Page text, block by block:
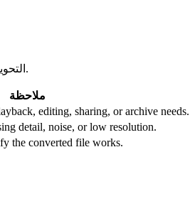
التحويل يغير التنسيق والتوافق. لا يستعيد الجودة أو الدقة أو تفاصيل الصوت المفقودة من الملف الأصلي.
ملاحظة
editing, sharing, or archive needs.
detail, noise, or low resolution.
the converted file works.